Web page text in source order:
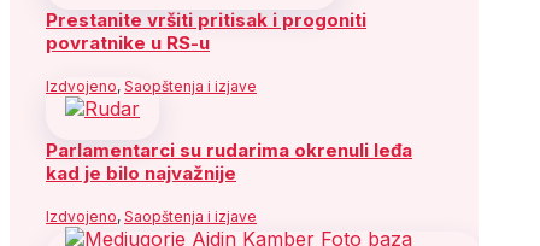
Prestanite vršiti pritisak i progoniti
povratnike u RS-u
Izdvojeno, Saopštenja i izjave
Parlamentarci su rudarima okrenuli leđa
kad je bilo najvažnije
Izdvojeno, Saopštenja i izjave